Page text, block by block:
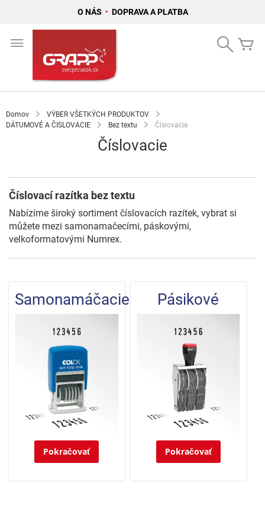
O NÁS • DOPRAVA A PLATBA
Search
Domov
VÝBER VŠETKÝCH PRODUKTOV
DÁTUMOVÉ A ČISLOVACIE
Bez textu Číslovacie
Číslovacie
Číslovací razítka bez textu
Nabízíme široký sortiment číslovacích razítek, vybrat si
můžete mezi samonamačecími, páskovými,
velkoformatovými Numrex.
Samonamáčacie
Pokračovať
Pásikové
Pokračovať